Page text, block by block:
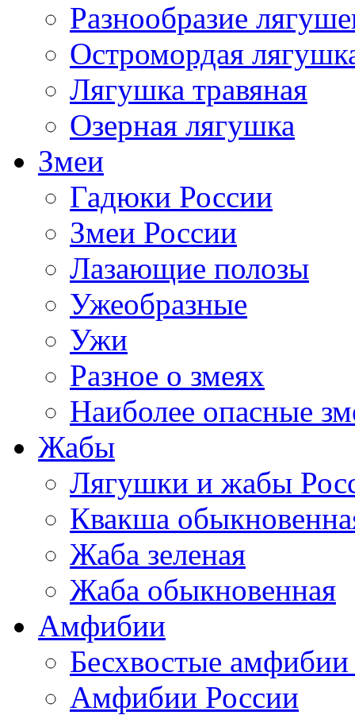
Разнообразие
Остромордая
Лягушка травяная
Озерная лягушка
Змеи
Гадюки России
Змеи России
Лазающие полозы
Ужеобразные
Ужи
Разное о змеях
Наиболее опасные
Жабы
Лягушки и жабы
Квакша
Жаба зеленая
Жаба обыкновенная
Амфибии
Бесхвостые
Амфибии России